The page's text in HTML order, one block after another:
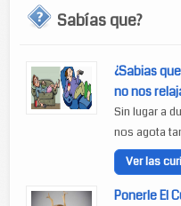
Sabías que?
¿Sabias
no nos
Sin lugar a
nos agota
Ver las
Ponerle El